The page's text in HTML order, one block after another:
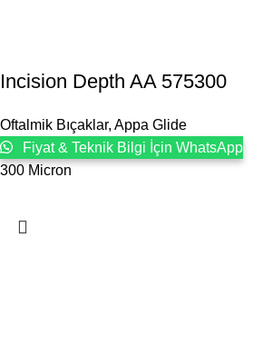
Incision Depth AA 575300
Oftalmik Bıçaklar, Appa Glide
Fiyat & Teknik Bilgi İçin WhatsApp
300 Micron